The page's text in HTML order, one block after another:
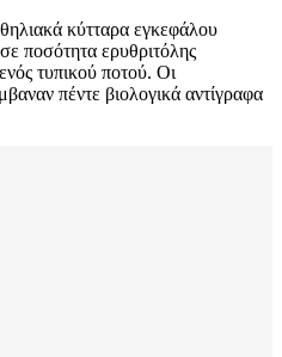
κύτταρα εγκεφάλου
ποσότητα ερυθριτόλης
τυπικού ποτού. Οι
πέντε βιολογικά αντίγραφα